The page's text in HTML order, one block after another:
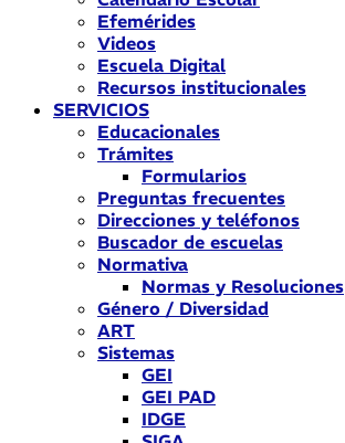
Efemérides
Videos
Escuela Digital
Recursos institucionales
SERVICIOS
Educacionales
Trámites
Formularios
Preguntas frecuentes
Direcciones y teléfonos
Buscador de escuelas
Normativa
Normas y Resoluciones
Género / Diversidad
ART
Sistemas
GEI
GEI PAD
IDGE